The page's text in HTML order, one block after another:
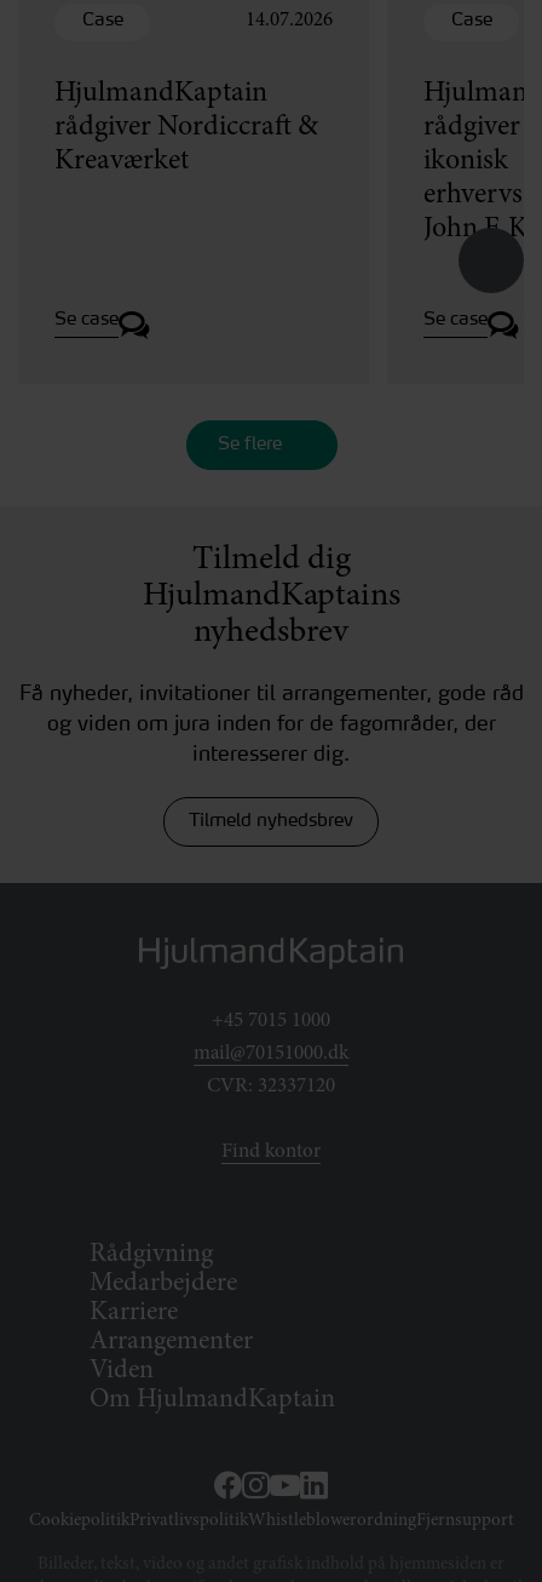
Case 14.07.2026
HjulmandKaptain
rådgiver Nordiccraft &
Kreaværket
Se case
Case
rådgiver
ikonisk
John F.
Se case
Se flere
Tilmeld dig
HjulmandKaptains
nyhedsbrev
Få nyheder, invitationer til arrangementer, gode råd
og viden om jura inden for de fagområder, der
interesserer dig.
Tilmeld nyhedsbrev
+45 7015 1000
mail@70151000.dk
CVR: 32337120
Find kontor
Rådgivning
Medarbejdere
Karriere
Arrangementer
Viden
Om HjulmandKaptain
CookiepolitikPrivatlivspolitikWhistleblowerordningFjernsupport